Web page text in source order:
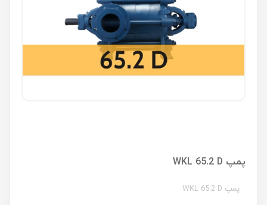
پمپ WKL 65.2 D
پمپ WKL 65.2 D